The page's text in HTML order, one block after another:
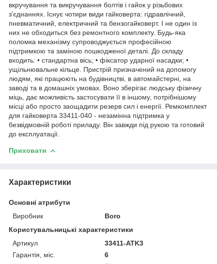
вкручування та викручування болтів і гайок у різьбових
з'єднаннях. Існує чотири види гайковерта: гідравлічний,
пневматичний, електричний та бензогайковерт. І не один із
них не обходиться без ремонтного комплекту. Будь-яка
поломка механізму супроводжується професійною
підтримкою та заміною пошкодженої деталі. До складу
входить: • стандартна вісь; • фіксатор ударної насадки; •
ущільнювальне кільце. Пристрій призначений на допомогу
людям, які працюють на будівництві, в автомайстерні, на
заводі та в домашніх умовах. Воно зберігає людську фізичну
міць, дає можливість застосувати її в іншому, потрібнішому
місці або просто заощадити резерв сил і енергії. Ремкомплект
для гайковерта 33411-040 - незамінна підтримка у
безвідмовній роботі приладу. Він завжди під рукою та готовий
до експлуатації.
Приховати
Характеристики
Основні атрибути
Виробник
Boro
Користувальницькі характеристики
Артикул
33411-ATK3
Гарантія, міс.
6